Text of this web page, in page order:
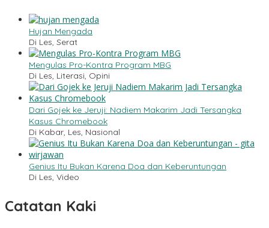
Hujan Mengada
Di Les, Serat
Mengulas Pro-Kontra Program MBG
Di Les, Literasi, Opini
Dari Gojek ke Jeruji: Nadiem Makarim Jadi Tersangka
Kasus Chromebook
Di Kabar, Les, Nasional
Genius Itu Bukan Karena Doa dan Keberuntungan
Di Les, Video
Catatan Kaki